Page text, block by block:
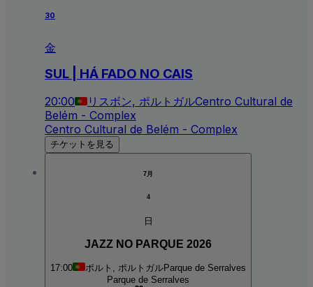
30
金
SUL | HÁ FADO NO CAIS
20:00 リスボン, ポルトガルCentro Cultural de
Belém - Complex
Centro Cultural de Belém - Complex
チケットを見る
7月
4
日
JAZZ NO PARQUE 2026
17:00 ポルト, ポルトガルParque de Serralves
Parque de Serralves